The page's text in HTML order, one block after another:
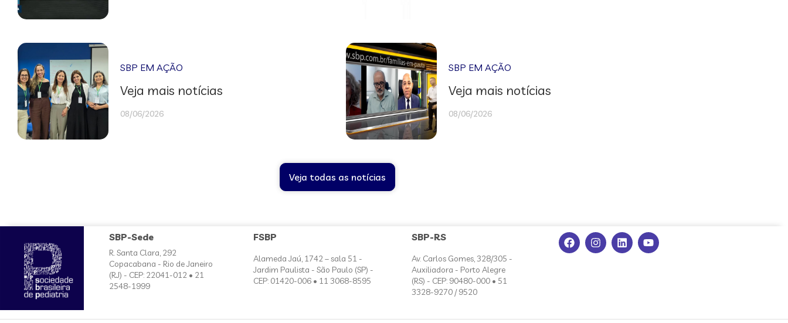
SBP EM AÇÃO
Veja mais notícias
08/06/2026
SBP EM AÇÃO
Veja mais notícias
08/06/2026
Veja todas as notícias
SBP-Sede
R. Santa Clara, 292
Copacabana - Rio de Janeiro
(RJ) - CEP: 22041-012 • 21
2548-1999
FSBP
Alameda Jaú, 1742 – sala 51 -
Jardim Paulista - São Paulo (SP) -
CEP: 01420-006 • 11 3068-8595
SBP-RS
Av. Carlos Gomes, 328/305 -
Auxiliadora - Porto Alegre
(RS) - CEP: 90480-000 • 51
3328-9270 / 9520